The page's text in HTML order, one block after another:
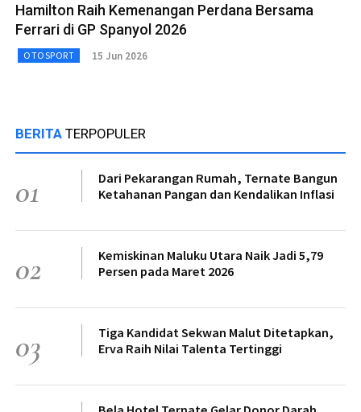
Hamilton Raih Kemenangan Perdana Bersama
Ferrari di GP Spanyol 2026
OTOSPORT 15 Jun 2026
BERITA TERPOPULER
01
Dari Pekarangan Rumah, Ternate Bangun
Ketahanan Pangan dan Kendalikan Inflasi
02
Kemiskinan Maluku Utara Naik Jadi 5,79
Persen pada Maret 2026
03
Tiga Kandidat Sekwan Malut Ditetapkan,
Erva Raih Nilai Talenta Tertinggi